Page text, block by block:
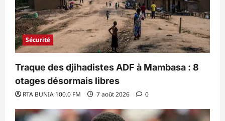
Sécurité
Traque des djihadistes ADF à Mambasa : 8
otages désormais libres
RTA BUNIA 100.0 FM 7 août 2026 0